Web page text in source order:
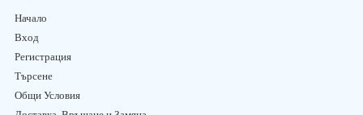
Начало
Вход
Регистрация
Търсене
Общи Условия